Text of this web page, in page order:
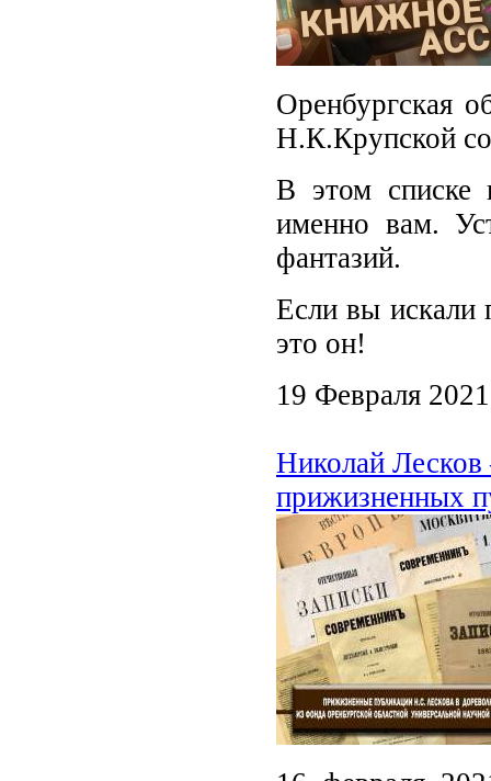
Оренбургская
Н.К.Крупской
В этом списке
именно вам.
фантазий.
Если вы искали
это он!
19 Февраля 2021
Николай Лесков
прижизненных